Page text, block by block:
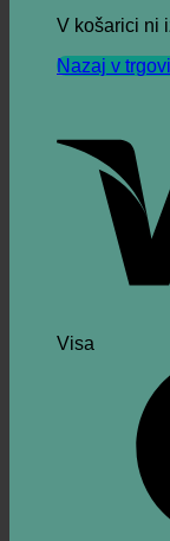
V košarici ni
Nazaj v
Visa